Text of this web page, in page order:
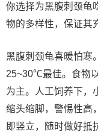
你选择为黑腹刺颈龟
物的多样性，保证其
黑腹刺颈龟喜暖怕寒
25~30℃最佳。食物
为主。人工饲养下，
缩头缩脚，警惕性高
即竖立，随时做好抵